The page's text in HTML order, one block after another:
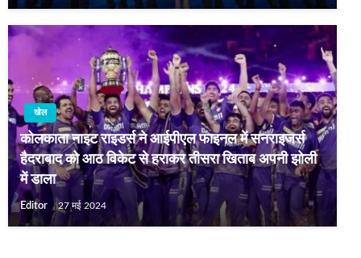
खेल
कोलकाता नाइट राइडर्स ने आईपीएल फाइनल में सनराइजर्स
हैदराबाद को आठ विकेट से हराकर तीसरा खिताब अपनी झोली
में डाला
Editor 27 मई 2024